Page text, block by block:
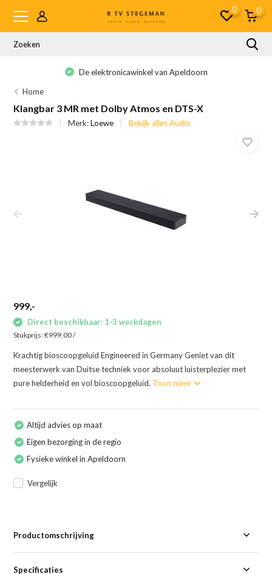
0 0
De elektronicawinkel van Apeldoorn
Home
Klangbar 3 MR met Dolby Atmos en DTS-X
Merk:Loewe Bekijk alles Audio
999,-
Direct beschikbaar: 1-3 werkdagen
Stukprijs:€999,00/
Krachtig bioscoopgeluid Engineered in Germany Geniet van dit
meesterwerk van Duitse techniek voor absoluut luisterplezier met
pure helderheid en vol bioscoopgeluid. Toon meer
Altijd advies op maat
Eigen bezorging in de regio
Fysieke winkel in Apeldoorn
Vergelijk
Productomschrijving
Specificaties